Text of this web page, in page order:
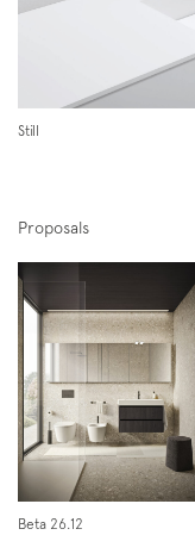
Iscriviti alla mailing list
Newsletter
Still
Proposals
Beta 26.12